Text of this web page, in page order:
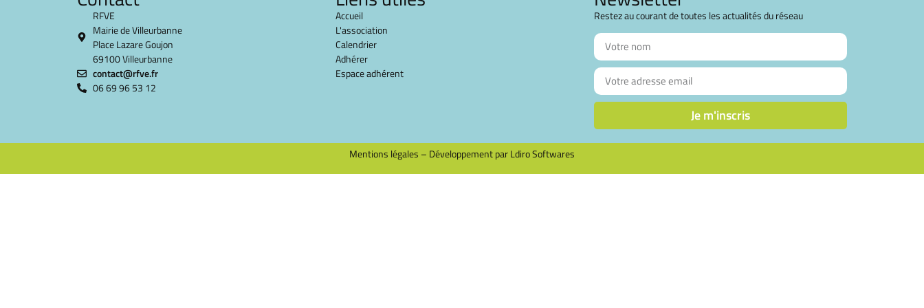
RFVE
Mairie de Villeurbanne
Place Lazare Goujon
69100 Villeurbanne
contact@rfve.fr
06 69 96 53 12
Accueil
L'association
Calendrier
Adhérer
Espace adhérent
Restez au courant de toutes les actualités du réseau
Je m'inscris
Mentions légales – Développement par Ldiro Softwares